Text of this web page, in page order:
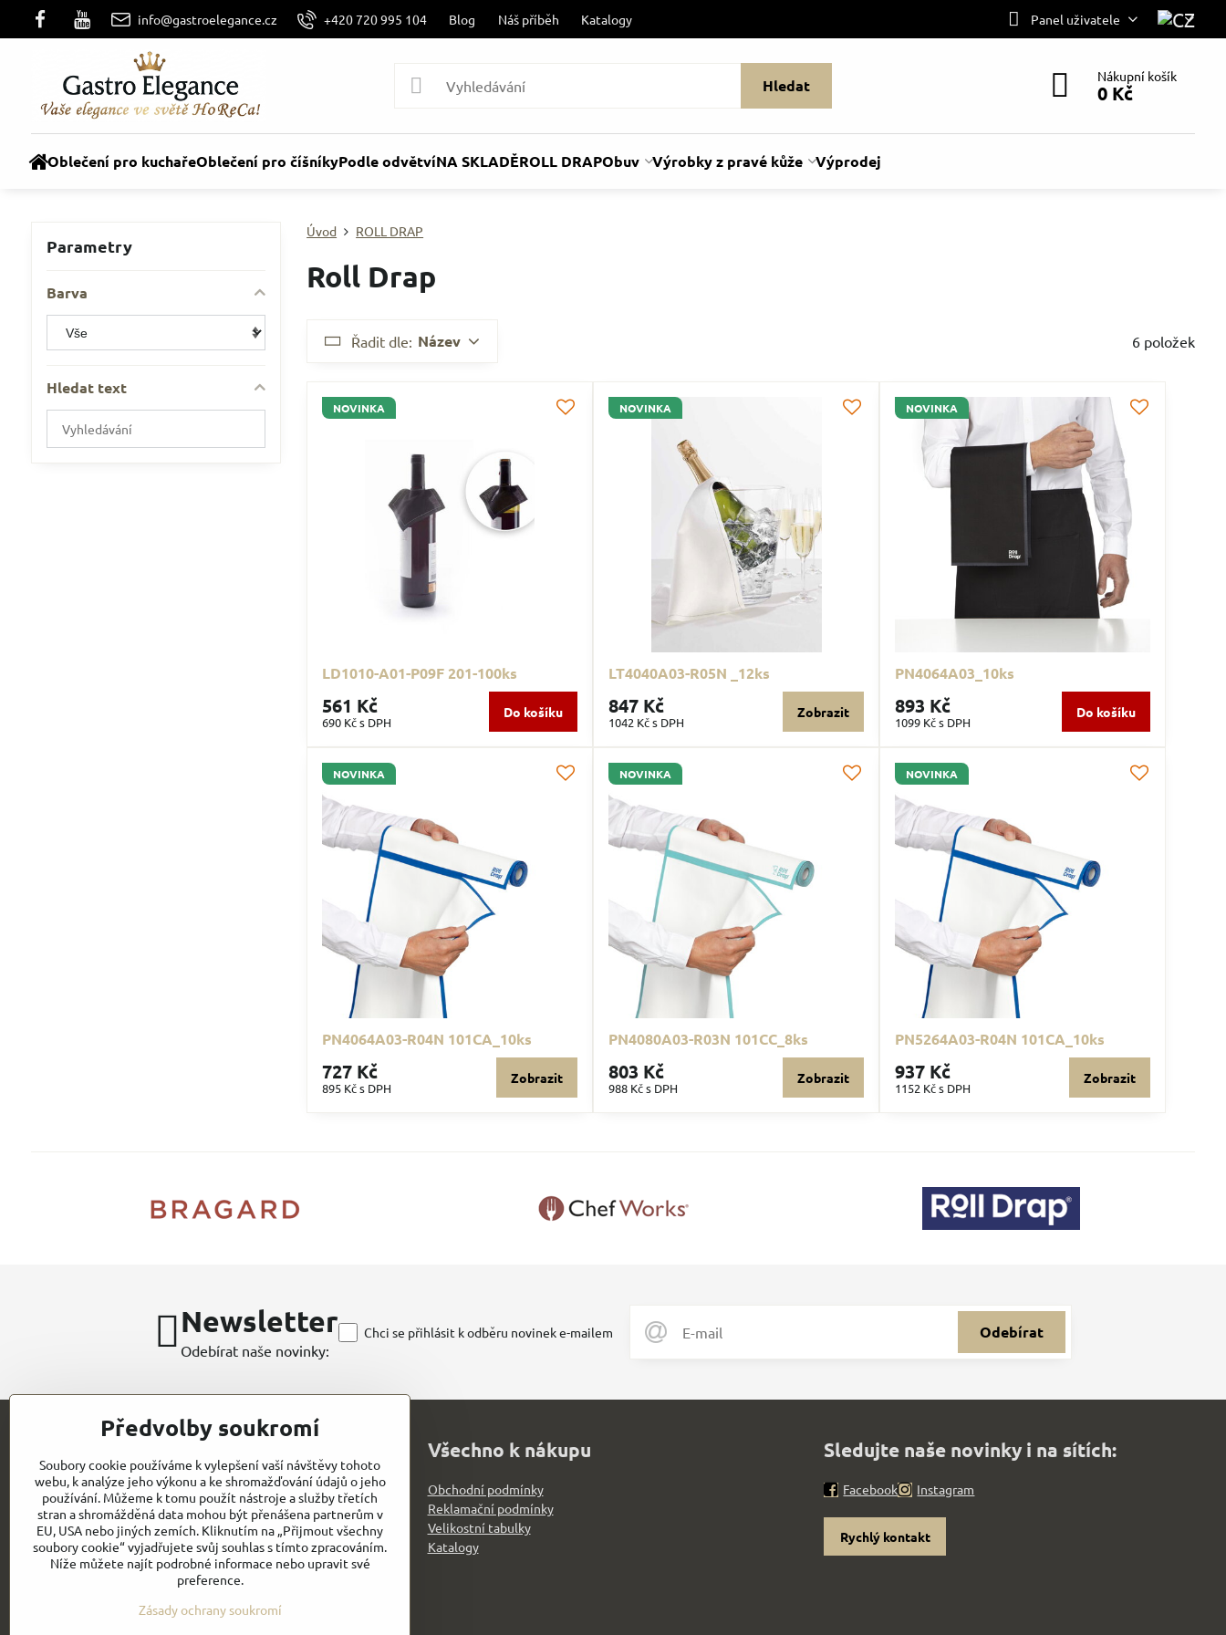
info@gastroelegance.cz +420 720 995 104 Blog Náš příběh Katalogy Panel uživatele
Hledat Nákupní košík
0 Kč
Oblečení pro kuchařeOblečení pro číšníkyPodle odvětvíNA SKLADĚROLL DRAPObuv Výrobky z pravé kůže Výprodej
Úvod ROLL DRAP
Roll Drap
Řadit dle: Název 6 položek
NOVINKA
LD1010-A01-P09F 201-100ks
561 Kč
690 Kčs DPH
Do košíku
NOVINKA
LT4040A03-R05N _12ks
847 Kč
1042 Kčs DPH
Zobrazit
NOVINKA
PN4064A03_10ks
893 Kč
1099 Kčs DPH
Do košíku
NOVINKA
PN4064A03-R04N 101CA_10ks
727 Kč
895 Kčs DPH
Zobrazit
NOVINKA
PN4080A03-R03N 101CC_8ks
803 Kč
988 Kčs DPH
Zobrazit
NOVINKA
PN5264A03-R04N 101CA_10ks
937 Kč
1152 Kčs DPH
Zobrazit
Parametry
Barva
Hledat text
Prohledat
výsledky
Newsletter
Odebírat naše novinky:
Odebírat
Chci se přihlásit k odběru novinek e-mailem
CHEFWORKS / BRAGARD / ROLLDRAP
GASTROELEGANCE s.r.o
Milady Horákové 852/82
CZ- PRAHA 7
IČO: 28258096
DIČ: CZ28258096
info@gastroelegance.cz
Obchodní
podmínky
Všechno k nákupu
Obchodní podmínky
Reklamační podmínky
Velikostní tabulky
Katalogy
Sledujte naše novinky i na sítích:
Facebook Instagram
Rychlý kontakt
Předvolby soukromí
Soubory cookie používáme k vylepšení vaší návštěvy tohoto
webu, k analýze jeho výkonu a ke shromažďování údajů o jeho
používání. Můžeme k tomu použít nástroje a služby třetích
stran a shromážděná data mohou být přenášena partnerům v
EU, USA nebo jiných zemích. Kliknutím na „Přijmout všechny
soubory cookie“ vyjadřujete svůj souhlas s tímto zpracováním.
Níže můžete najít podrobné informace nebo upravit své
preference.
Zásady ochrany soukromí